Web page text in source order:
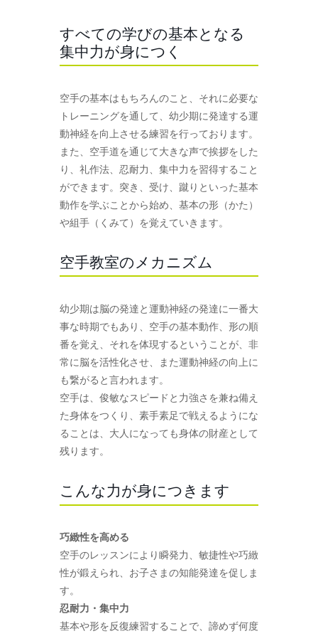
すべての学びの基本となる
集中力が身につく
空手の基本はもちろんのこと、それに必要な
トレーニングを通して、幼少期に発達する運
動神経を向上させる練習を行っております。
また、空手道を通じて大きな声で挨拶をした
り、礼作法、忍耐力、集中力を習得すること
ができます。突き、受け、蹴りといった基本
動作を学ぶことから始め、基本の形（かた）
や組手（くみて）を覚えていきます。
空手教室のメカニズム
幼少期は脳の発達と運動神経の発達に一番大
事な時期でもあり、空手の基本動作、形の順
番を覚え、それを体現するということが、非
常に脳を活性化させ、また運動神経の向上に
も繋がると言われます。
空手は、俊敏なスピードと力強さを兼ね備え
た身体をつくり、素手素足で戦えるようにな
ることは、大人になっても身体の財産として
残ります。
こんな力が身につきます
巧緻性を高める
空手のレッスンにより瞬発力、敏捷性や巧緻
性が鍛えられ、お子さまの知能発達を促しま
す。
忍耐力・集中力
基本や形を反復練習することで、諦めず何度